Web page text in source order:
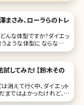
さみ、ローラらのトレ
んな体型ですか?ダイエッ
ような体型にならなかっ
はないでしょうか。体重
してみた! 【鈴木その
消えて行く中、ダイエット
ではよかったけれど、ど
もしかすると、その中の